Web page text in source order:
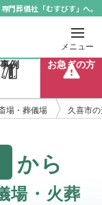
門葬儀社「むすびす」へ。
メニュー
事例 お急ぎの方
場・葬儀場 久喜市
から
場・火葬